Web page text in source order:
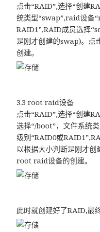
点击“RAID”,选择“创建
统类型“swap”,raid设备
RAID1”,RAID成员选择
是刚才创建的swap)。点
创建。
3.3 root raid设备
点击“RAID”,选择“创建
选择“/boot”，文件系统
级别“RAID0或
以根据大小判断是刚才
root raid设备的创建。
此时就创建好了RAID,最